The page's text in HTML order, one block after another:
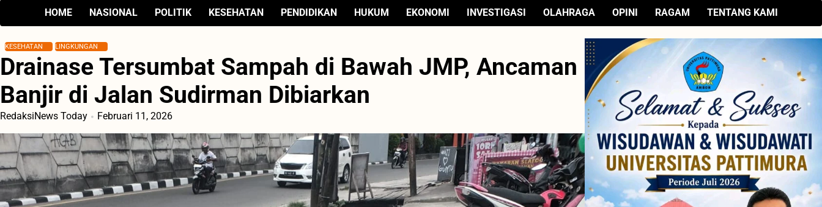
HOME NASIONAL POLITIK KESEHATAN PENDIDIKAN HUKUM EKONOMI INVESTIGASI OLAHRAGA OPINI RAGAM TENTANG KAMI
KESEHATAN LINGKUNGAN
Drainase Tersumbat Sampah di Bawah JMP, Ancaman
Banjir di Jalan Sudirman Dibiarkan
RedaksiNews Today Februari 11, 2026